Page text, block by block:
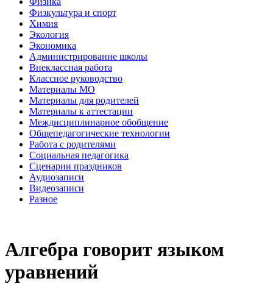
Физкультура и спорт
Химия
Экология
Экономика
Администрирование школы
Внеклассная работа
Классное руководство
Материалы МО
Материалы для родителей
Материалы к аттестации
Междисциплинарное обобщение
Общепедагогические технологии
Работа с родителями
Социальная педагогика
Сценарии праздников
Аудиозаписи
Видеозаписи
Разное
Алгебра говорит языком
уравнений